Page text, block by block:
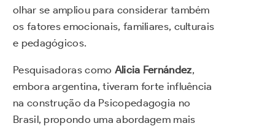
olhar se ampliou para considerar também
os fatores emocionais, familiares, culturais
e pedagógicos.
Pesquisadoras como Alicia Fernández,
embora argentina, tiveram forte influência
na construção da Psicopedagogia no
Brasil, propondo uma abordagem mais